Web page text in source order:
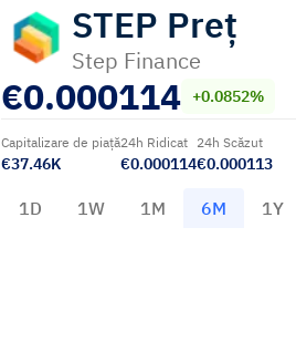
STEP Preț
Step Finance
€0.000114 +0.0852%
Capitalizare de piață
€37.46K
24h Ridicat
€0.000114
24h Scăzut
€0.000113
1D 1W 1M 6M 1Y